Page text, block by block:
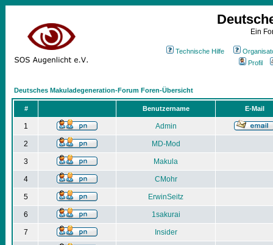
Ein
Technische Hilfe
Profil
Deutsches Makuladegeneration-Forum Foren-Übersicht
# Benutzername E-Mail
1 Admin
2 MD-Mod
3 Makula
4 CMohr
5 ErwinSeitz
6 1sakurai
7 Insider